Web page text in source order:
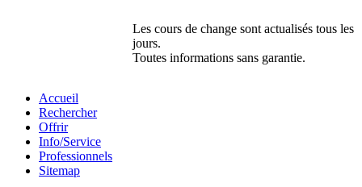
Les cours de change sont actualisés tous les
jours.
Toutes informations sans garantie.
Accueil
Rechercher
Offrir
Info/Service
Professionnels
Sitemap